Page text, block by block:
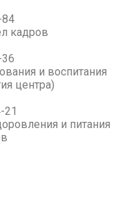
кадров
и воспитания
центра)
21
и питания